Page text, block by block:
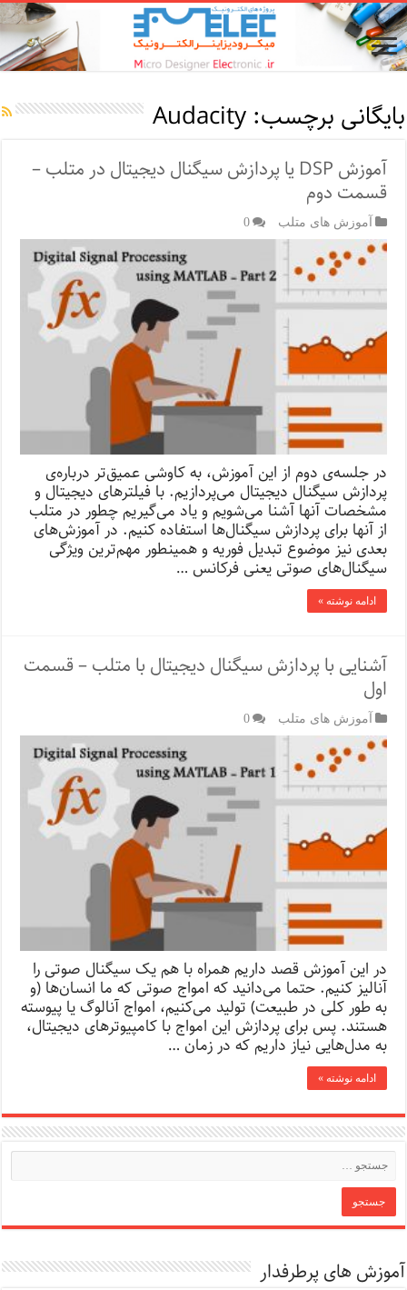
بایگانی برچسب:Audacity
آموزش DSP یا پردازش سیگنال دیجیتال در متلب –
قسمت دوم
آموزش های متلب 0
در جلسه‌ی دوم از این آموزش، به کاوشی عمیق‌تر درباره‌ی
پردازش‌ سیگنال دیجیتال می‌پردازیم. با فیلترهای دیجیتال و
مشخصات آنها آشنا می‌شویم و یاد می‌گیریم چطور در متلب
از آنها برای پردازش سیگنال‌ها استفاده کنیم. در آموزش‌های
بعدی نیز موضوع تبدیل فوریه و همینطور مهم‌ترین ویژگی
سیگنال‌های صوتی یعنی فرکانس …
ادامه نوشته »
آشنایی با پردازش سیگنال دیجیتال با متلب – قسمت
اول
آموزش های متلب 0
در این آموزش قصد داریم همراه با هم یک سیگنال صوتی را
آنالیز کنیم. حتما می‌دانید که امواج صوتی‌ که ما انسان‌ها (و
به طور کلی در طبیعت) تولید می‌کنیم، امواج آنالوگ یا پیوسته
هستند. پس برای پردازش این امواج با کامپیوترهای دیجیتال،
به مدل‌هایی نیاز داریم که در زمان …
ادامه نوشته »
آموزش های پرطرفدار